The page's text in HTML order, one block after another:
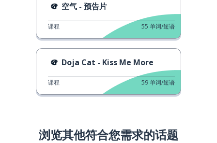
空气 - 预告片
课程 55 单词/短语
Doja Cat - Kiss Me More
课程 59单词/短语
浏览其他符合您需求的话题